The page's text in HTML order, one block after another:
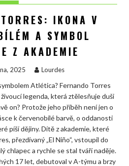
IKONA V
A SYMBOL
Z AKADEMIE
2025 Lourdes
Atlética? Fernando Torres
legenda, která ztělesňuje duši
on? Protože jeho příběh není jen o
k červenobílé barvě, o oddanosti
píší dějiny. Dítě z akademie, které
přezdívaný „El Niño“, vstoupil do
chlapec a rychle se stal tváří naděje.
17 let, debutoval v A-týmu a brzy